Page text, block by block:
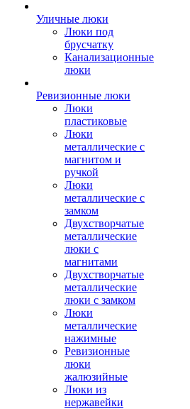
Уличные люки
Люки под
брусчатку
Канализационные
люки
Ревизионные люки
Люки
пластиковые
Люки
металлические с
магнитом и
ручкой
Люки
металлические с
замком
Двухстворчатые
металлические
люки с
магнитами
Двухстворчатые
металлические
люки с замком
Люки
металлические
нажимные
Ревизионные
люки
жалюзийные
Люки из
нержавейки